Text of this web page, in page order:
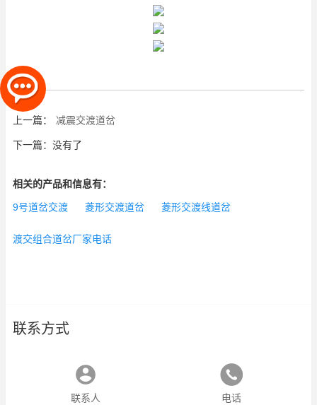
上一篇： 减震交渡道岔
下一篇：没有了
相关的产品和信息有：
9号道岔交渡 菱形交渡道岔 菱形交渡线道岔
渡交组合道岔厂家电话
联系方式
联系人 电话